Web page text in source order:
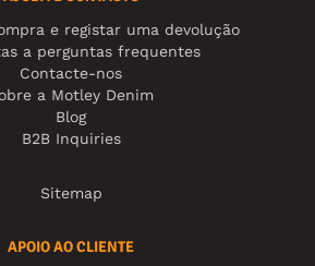
e registar uma devolução
a perguntas frequentes
Contacte-nos
a Motley Denim
Blog
B2B Inquiries
Sitemap
APOIO AO CLIENTE